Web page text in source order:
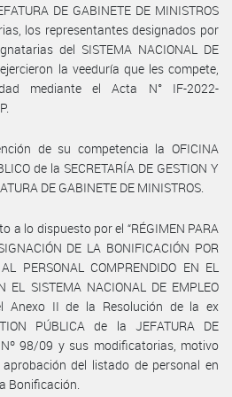
DE GABINETE DE MINISTROS
los representantes designados por
del SISTEMA NACIONAL DE
la veeduría que les compete,
mediante el Acta N° IF-2022-
de su competencia la OFICINA
de la SECRETARÍA DE GESTION Y
DE GABINETE DE MINISTROS.
a lo dispuesto por el “RÉGIMEN PARA
DE LA BONIFICACIÓN POR
PERSONAL COMPRENDIDO EN EL
EL SISTEMA NACIONAL DE EMPLEO
Anexo II de la Resolución de la ex
PÚBLICA de la JEFATURA DE
Nº 98/09 y sus modificatorias, motivo
del listado de personal en
Bonificación.